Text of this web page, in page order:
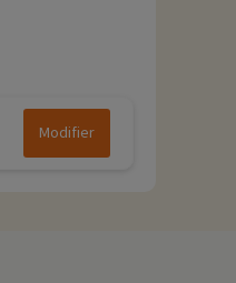
Modifier